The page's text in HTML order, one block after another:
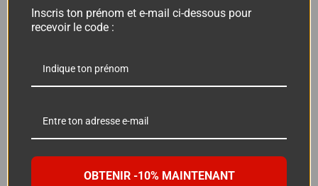
Coton Bio
Matière premium
(156 avis)
star_ratestar_ratestar_ratestar_ratestar_rate
4/5(89 avis)
Inscris ton prénom et e-mail ci-dessous pour
recevoir le code :
OBTENIR -10% MAINTENANT